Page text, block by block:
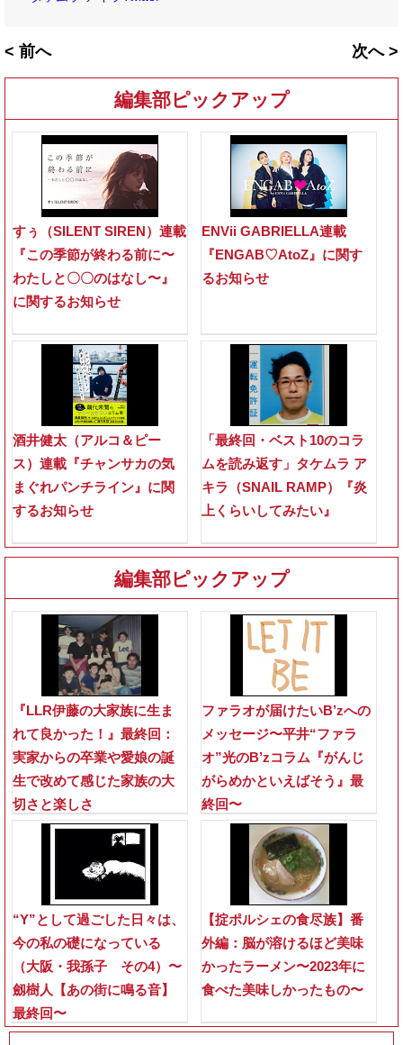
< 前へ 次へ >
編集部ピックアップ
すぅ（SILENT SIREN）連載
『この季節が終わる前に〜
わたしと〇〇のはなし〜』
に関するお知らせ
ENVii GABRIELLA連載
『ENGAB♡AtoZ』に関す
るお知らせ
酒井健太（アルコ＆ピー
ス）連載『チャンサカの気
まぐれパンチライン』に関
するお知らせ
「最終回・ベスト10のコラ
ムを読み返す」タケムラ ア
キラ（SNAIL RAMP）『炎
上くらいしてみたい』
編集部ピックアップ
『LLR伊藤の大家族に生ま
れて良かった！』最終回：
実家からの卒業や愛娘の誕
生で改めて感じた家族の大
切さと楽しさ
ファラオが届けたいB’zへの
メッセージ〜平井“ファラ
オ”光のB’zコラム『がんじ
がらめかといえばそう』最
終回〜
“Y”として過ごした日々は、
今の私の礎になっている
（大阪・我孫子 その4）〜
劔樹人【あの街に鳴る音】
最終回〜
【掟ポルシェの食尽族】番
外編：脳が溶けるほど美味
かったラーメン〜2023年に
食べた美味しかったもの〜